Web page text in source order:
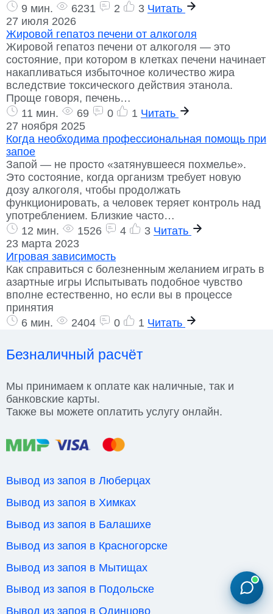
9 мин.
6231 2 3 Читать
27 июля 2026
Жировой гепатоз печени от алкоголя
Жировой гепатоз печени от алкоголя — это
состояние, при котором в клетках печени начинает
накапливаться избыточное количество жира
вследствие токсического действия этанола.
Проще говоря, печень…
11 мин.
69 0 1 Читать
27 ноября 2025
Когда необходима профессиональная помощь при
запое
Запой — не просто «затянувшееся похмелье».
Это состояние, когда организм требует новую
дозу алкоголя, чтобы продолжать
функционировать, а человек теряет контроль над
употреблением. Близкие часто…
12 мин.
1526 4 3 Читать
23 марта 2023
Игровая зависимость
Как справиться с болезненным желанием играть в
азартные игры Испытывать подобное чувство
вполне естественно, но если вы в процессе
принятия
6 мин.
2404 0 1 Читать
Безналичный расчёт
Мы принимаем к оплате как наличные, так и
банковские карты.
Также вы можете оплатить услугу онлайн.
Вывод из запоя в Люберцах
Вывод из запоя в Химках
Вывод из запоя в Балашихе
Вывод из запоя в Красногорске
Вывод из запоя в Мытищах
Вывод из запоя в Подольске
Вывод из запоя в Одинцово